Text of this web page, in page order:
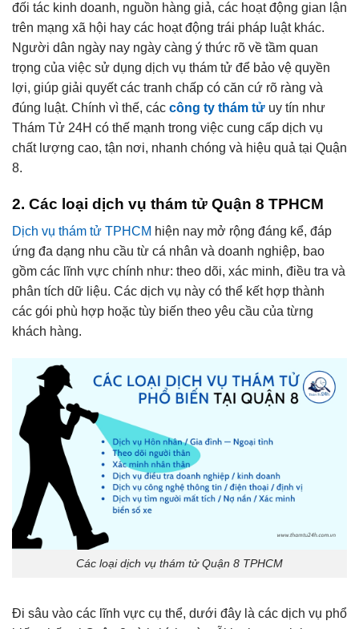
đối tác kinh doanh, nguồn hàng giả, các hoạt động gian lận
trên mạng xã hội hay các hoạt động trái pháp luật khác.
Người dân ngày nay ngày càng ý thức rõ về tầm quan
trọng của việc sử dụng dịch vụ thám tử để bảo vệ quyền
lợi, giúp giải quyết các tranh chấp có căn cứ rõ ràng và
đúng luật. Chính vì thế, các công ty thám tử uy tín như
Thám Tử 24H có thế mạnh trong việc cung cấp dịch vụ
chất lượng cao, tận nơi, nhanh chóng và hiệu quả tại Quận
8.
2. Các loại dịch vụ thám tử Quận 8 TPHCM
Dịch vụ thám tử TPHCM hiện nay mở rộng đáng kể, đáp
ứng đa dạng nhu cầu từ cá nhân và doanh nghiệp, bao
gồm các lĩnh vực chính như: theo dõi, xác minh, điều tra và
phân tích dữ liệu. Các dịch vụ này có thể kết hợp thành
các gói phù hợp hoặc tùy biến theo yêu cầu của từng
khách hàng.
Các loại dịch vụ thám tử Quận 8 TPHCM
Đi sâu vào các lĩnh vực cụ thể, dưới đây là các dịch vụ phổ